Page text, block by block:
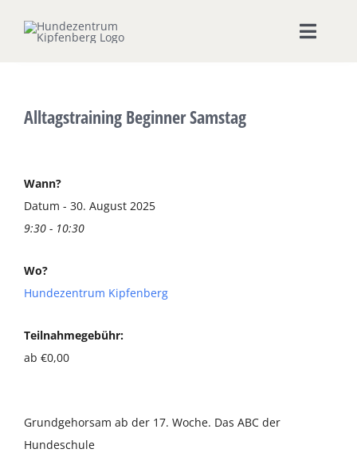
Inhalt
Toggle
Seminare & Workshops
Unsere Shops
Ernährungsberatung
Terminkalender
Alltagstraining Beginner Samstag
Wann?
Datum - 30. August 2025
9:30 - 10:30
Wo?
Hundezentrum Kipfenberg
Teilnahmegebühr:
ab €0,00
Grundgehorsam ab der 17. Woche. Das ABC der
Hundeschule